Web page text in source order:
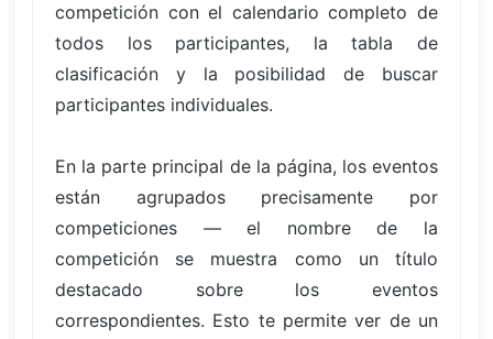
competición con el calendario completo de
todos los participantes, la tabla de
clasificación y la posibilidad de buscar
participantes individuales.
En la parte principal de la página, los eventos
están agrupados precisamente por
competiciones — el nombre de la
competición se muestra como un título
destacado sobre los eventos
correspondientes. Esto te permite ver de un